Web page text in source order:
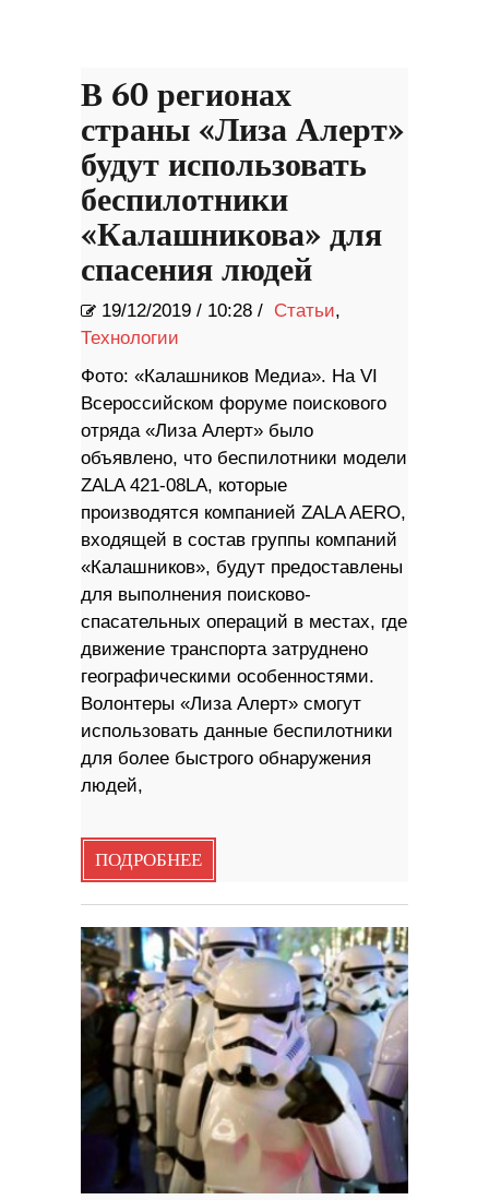
В 60 регионах
страны «Лиза Алерт»
будут использовать
беспилотники
«Калашникова» для
спасения людей
19/12/2019 / 10:28 / Статьи,
Технологии
Фото: «Калашников Медиа». На VI
Всероссийском форуме поискового
отряда «Лиза Алерт» было
объявлено, что беспилотники модели
ZALA 421-08LA, которые
производятся компанией ZALA AERO,
входящей в состав группы компаний
«Калашников», будут предоставлены
для выполнения поисково-
спасательных операций в местах, где
движение транспорта затруднено
географическими особенностями.
Волонтеры «Лиза Алерт» смогут
использовать данные беспилотники
для более быстрого обнаружения
людей,
ПОДРОБНЕЕ